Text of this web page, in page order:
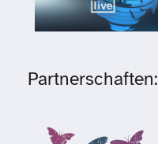
Partnerschaften: